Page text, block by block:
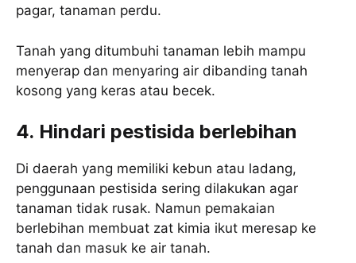
pagar, tanaman perdu.
Tanah yang ditumbuhi tanaman lebih mampu
menyerap dan menyaring air dibanding tanah
kosong yang keras atau becek.
4. Hindari pestisida berlebihan
Di daerah yang memiliki kebun atau ladang,
penggunaan pestisida sering dilakukan agar
tanaman tidak rusak. Namun pemakaian
berlebihan membuat zat kimia ikut meresap ke
tanah dan masuk ke air tanah.